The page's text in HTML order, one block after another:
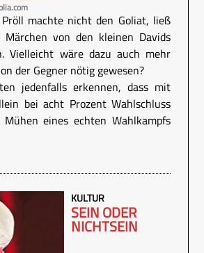
machte nicht den Goliat, ließ
von den kleinen Davids
Vielleicht wäre dazu auch mehr
der Gegner nötig gewesen?
jedenfalls erkennen, dass mit
bei acht Prozent Wahlschluss
eines echten Wahlkampfs
KULTUR
SEIN ODER
NICHTSEIN